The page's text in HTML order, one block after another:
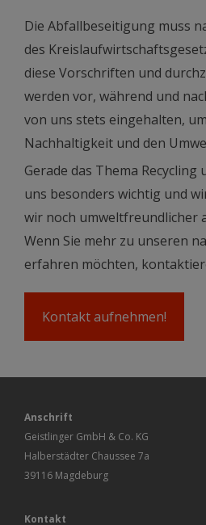
Die Abfallbeseitigung muss
des
diese Vorschriften und
werden vor, während und
von uns stets eingehalten,
Nachhaltigkeit und den
Gerade das Thema
uns besonders wichtig und
wir noch umweltfreundlicher
Wenn Sie mehr zu unseren
erfahren möchten,
Kontakt aufnehmen!
Anschrift
Geistlinger GmbH & Co. KG
Halberstädter Chaussee 7a
39116 Magdeburg
Kontakt